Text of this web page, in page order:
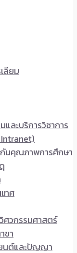
ลียม
ละบริการวิชาการ
Intranet)
กันคุณภาพการศึกษา
ทศ
ศวกรรมศาสตร์
ขา
นต์และปัญญา